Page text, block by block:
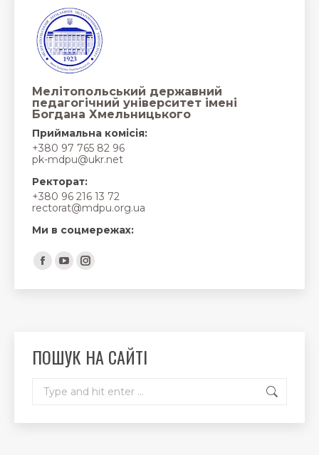
Мелітопольський державний
педагогічний університет імені
Богдана Хмельницького
Приймальна комісія:
+380 97 765 82 96
pk-mdpu@ukr.net
Ректорат:
+380 96 216 13 72
rectorat@mdpu.org.ua
Ми в соцмережах:
Find us on:
Facebook
page
window
YouTube
page
window
Instagram
page
window
ПОШУК НА САЙТІ